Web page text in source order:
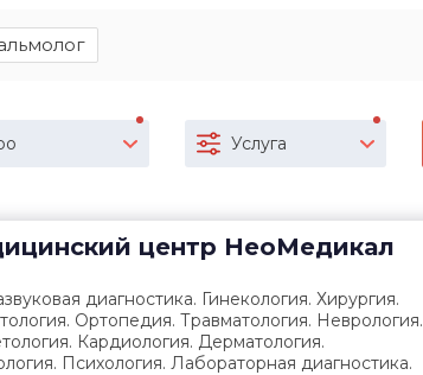
Услуга
центр НеоМедикал
диагностика. Гинекология. Хирургия.
Ортопедия. Травматология. Неврология.
Кардиология. Дерматология.
Психология. Лабораторная диагностика.